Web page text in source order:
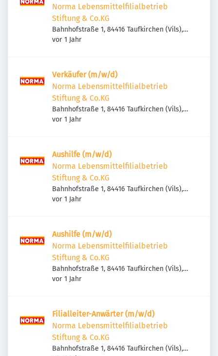
Norma Lebensmittelfilialbetrieb
Stiftung & Co.KG
Bahnhofstraße 1, 84416 Taufkirchen (Vils),
Deutschland
Veröffentlicht
vor 1 Jahr
Verkäufer (m/w/d)
Norma Lebensmittelfilialbetrieb
Stiftung & Co.KG
Bahnhofstraße 1, 84416 Taufkirchen (Vils),
Deutschland
Veröffentlicht
vor 1 Jahr
Aushilfe (m/w/d)
Norma Lebensmittelfilialbetrieb
Stiftung & Co.KG
Bahnhofstraße 1, 84416 Taufkirchen (Vils),
Deutschland
Veröffentlicht
vor 1 Jahr
Aushilfe (m/w/d)
Norma Lebensmittelfilialbetrieb
Stiftung & Co.KG
Bahnhofstraße 1, 84416 Taufkirchen (Vils),
Deutschland
Veröffentlicht
vor 1 Jahr
Filialleiter-Anwärter (m/w/d)
Norma Lebensmittelfilialbetrieb
Stiftung & Co.KG
Bahnhofstraße 1, 84416 Taufkirchen (Vils),